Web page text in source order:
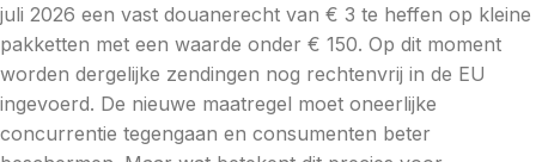
juli 2026 een vast douanerecht van € 3 te heffen op kleine
pakketten met een waarde onder € 150. Op dit moment
worden dergelijke zendingen nog rechtenvrij in de EU
ingevoerd. De nieuwe maatregel moet oneerlijke
concurrentie tegengaan en consumenten beter